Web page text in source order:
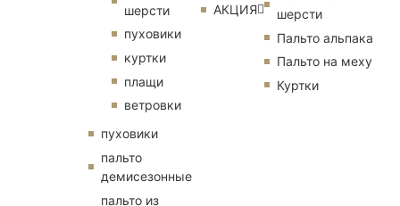
шерсти
пуховики
куртки
плащи
ветровки
пуховики
пальто
демисезонные
пальто из
АКЦИЯ
шерсти
Пальто альпака
Пальто на меху
Куртки